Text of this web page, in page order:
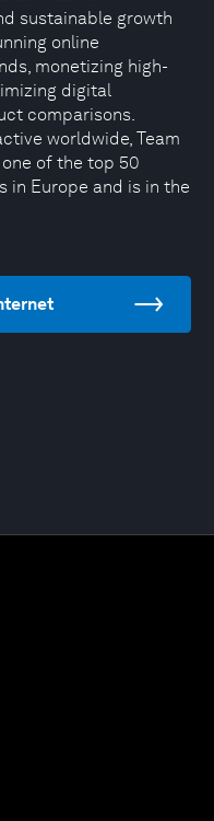
sustainable growth
online
monetizing high-
digital
comparisons.
worldwide, Team
of the top 50
in Europe and is in the